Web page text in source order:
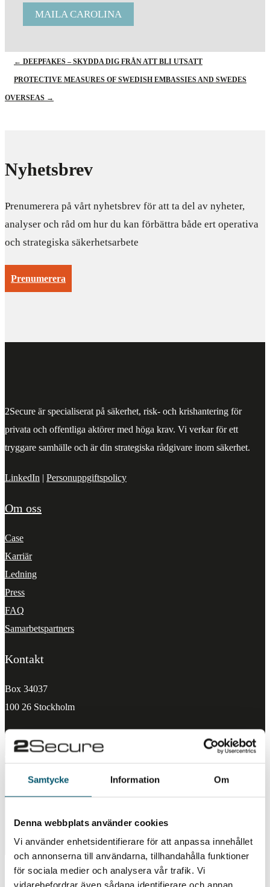
Samtycke Information Om
Denna webbplats använder cookies
Vi använder enhetsidentifierare för att anpassa innehållet
och annonserna till användarna, tillhandahålla funktioner
för sociala medier och analysera vår trafik. Vi
vidarebefordrar även sådana identifierare och annan
MAILA CAROLINA
← DEEPFAKES – SKYDDA DIG FRÅN ATT BLI UTSATT
PROTECTIVE MEASURES OF SWEDISH EMBASSIES AND SWEDES
OVERSEAS →
Nyhetsbrev
Prenumerera på vårt nyhetsbrev för att ta del av nyheter,
analyser och råd om hur du kan förbättra både ert operativa
och strategiska säkerhetsarbete
Prenumerera
2Secure är specialiserat på säkerhet, risk- och krishantering för
privata och offentliga aktörer med höga krav. Vi verkar för ett
tryggare samhälle och är din strategiska rådgivare inom säkerhet.
LinkedIn | Personuppgiftspolicy
Om oss
Case
Karriär
Ledning
Press
FAQ
Samarbetspartners
Kontakt
Box 34037
100 26 Stockholm
+46 8 656 50 00
info@2secure.se
© Copyright 2Secure 2023. All rights reserved.